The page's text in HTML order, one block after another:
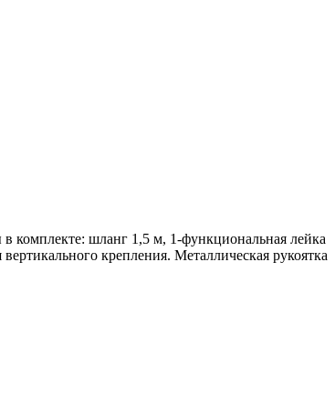
комплекте: шланг 1,5 м, 1-функциональная лейка
крепления. Металлическая рукоятка